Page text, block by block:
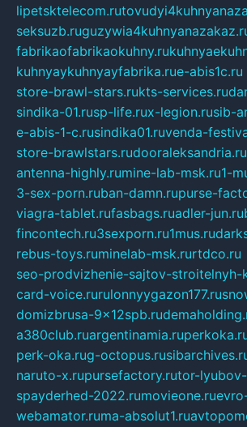
lipetsktelecom.ru
seksuzb.ru
fabrikaofabrikaokuhny.ru
kuhnyaykuhnyayfabrika.rue-abis1c.ru
store-brawl-stars.rukts-services.ru
sindika-01.rusp-life.rux-legion.rusib-
e-abis-1-c.rusindika01.ruvenda-
store-brawlstars.rudooraleksandria.ru
antenna-highly.rumine-lab-msk.ru1-
3-sex-porn.ruban-damn.rupurse-
viagra-tablet.rufasbags.ruadler-jun.ru
fincontech.ru3sexporn.ru1mus.ru
rebus-toys.ruminelab-msk.rurtdco.ru
seo-prodvizhenie-sajtov-stroitelnyh-
card-voice.rurulonnyygazon177.ru
domizbrusa-9x12spb.ru
a380club.ruargentinamia.ru
perk-oka.rug-octopus.ru
naruto-x.rupursefactory.rutor-
spayderhed-2022.rumovieone.ru
webamator.ruma-absolut1.ru